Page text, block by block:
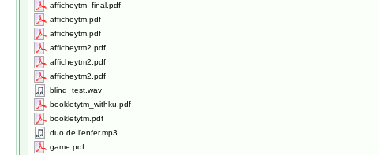
afficheytm_final.pdf
afficheytm.pdf
afficheytm.pdf
afficheytm2.pdf
afficheytm2.pdf
afficheytm2.pdf
blind_test.wav
bookletytm_withku.pdf
bookletytm.pdf
duo de l'enfer.mp3
game.pdf